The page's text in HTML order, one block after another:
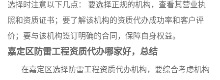
选择时注意以下几点： 要选择正规的机构，查看其营业执
照和资质证书；要了解该机构的资质代办成功率和客户评
价；要与该机构签订明确的合同，保障自身权益。
嘉定区防雷工程资质代办哪家好，总结
在嘉定区选择防雷工程资质代办机构，要综合考虑机构